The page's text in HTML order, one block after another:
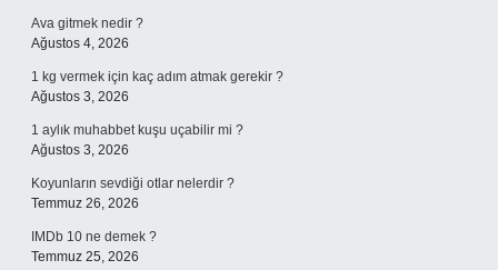
Ava gitmek nedir ?
Ağustos 4, 2026
1 kg vermek için kaç adım atmak gerekir ?
Ağustos 3, 2026
1 aylık muhabbet kuşu uçabilir mi ?
Ağustos 3, 2026
Koyunların sevdiği otlar nelerdir ?
Temmuz 26, 2026
IMDb 10 ne demek ?
Temmuz 25, 2026